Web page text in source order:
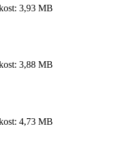
3,93 MB
3,88 MB
4,73 MB